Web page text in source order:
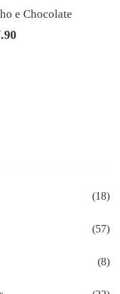
e Chocolate
O
(18)
(57)
(8)